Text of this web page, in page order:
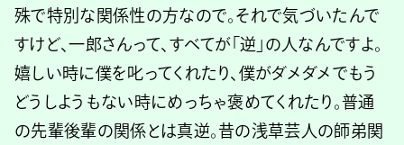
殊で特別な関係性の方なので。それで気づいたんで
すけど、一郎さんって、すべてが「逆」の人なんですよ。
嬉しい時に僕を叱ってくれたり、僕がダメダメでもう
どうしようもない時にめっちゃ褒めてくれたり。普通
の先輩後輩の関係とは真逆。昔の浅草芸人の師弟関